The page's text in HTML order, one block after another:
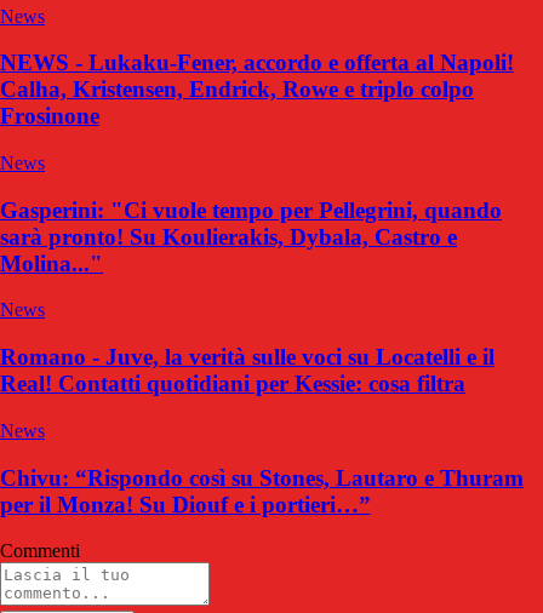
News
NEWS - Lukaku-Fener, accordo e offerta al Napoli!
Calha, Kristensen, Endrick, Rowe e triplo colpo
Frosinone
News
Gasperini: "Ci vuole tempo per Pellegrini, quando
sarà pronto! Su Koulierakis, Dybala, Castro e
Molina..."
News
Romano - Juve, la verità sulle voci su Locatelli e il
Real! Contatti quotidiani per Kessie: cosa filtra
News
Chivu: “Rispondo così su Stones, Lautaro e Thuram
per il Monza! Su Diouf e i portieri…”
Commenti